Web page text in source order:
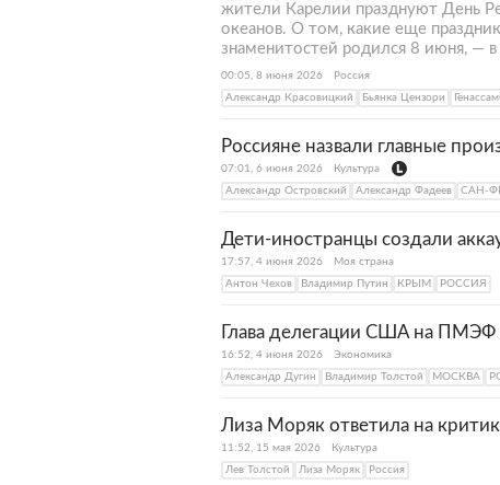
жители Карелии празднуют День
океанов. О том, какие еще
знаменитостей родился 8 июня, —
00:05, 8 июня 2026
Россия
Александр Красовицкий
Бьянка Цензори
Россияне назвали главные
07:01, 6 июня 2026
Культура
Александр Островский
Александр Фадеев САН-
Дети-иностранцы создали
17:57, 4 июня 2026
Моя страна
Антон Чехов
Владимир Путин КРЫМ РОССИЯ
Глава делегации США на ПМЭФ
16:52, 4 июня 2026
Экономика
Александр Дугин
Владимир Толстой МОСКВА
Лиза Моряк ответила на
11:52, 15 мая 2026
Культура
Лев Толстой
Лиза Моряк Россия